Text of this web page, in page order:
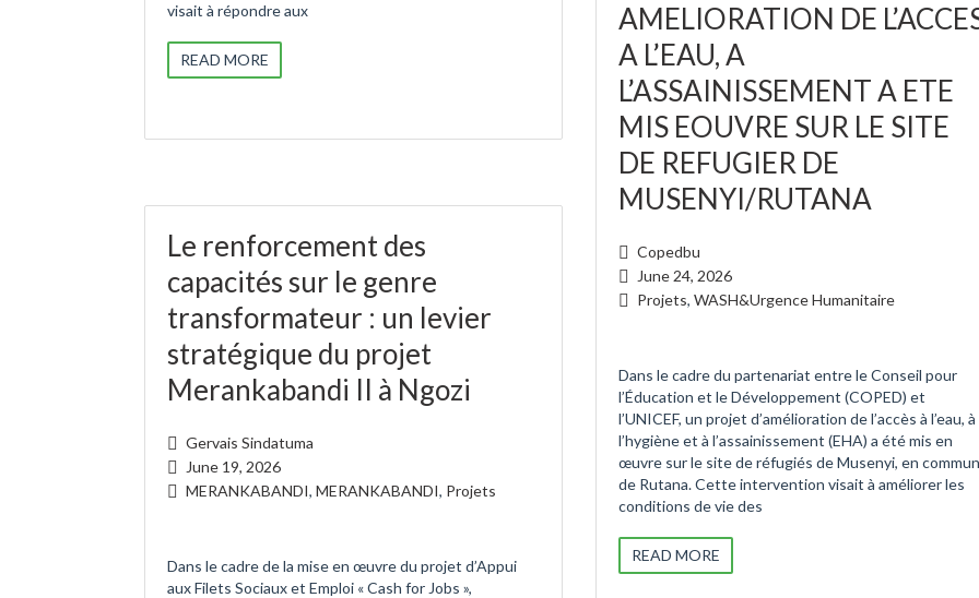
visait à répondre aux
READ MORE
AMELIORATION DE
A L’EAU, A
L’ASSAINISSEMENT A ETE
MIS EOUVRE SUR LE SITE
DE REFUGIER DE
MUSENYI/RUTANA
Copedbu
June 24, 2026
Projets, WASH&Urgence Humanitaire
Dans le cadre du partenariat entre le Conseil pour
l’Éducation et le Développement (COPED) et
l’UNICEF, un projet d’amélioration de l’accès à l’eau, à
l’hygiène et à l’assainissement (EHA) a été mis en
œuvre sur le site de réfugiés de Musenyi, en
de Rutana. Cette intervention visait à améliorer les
conditions de vie des
READ MORE
Le renforcement des
capacités sur le genre
transformateur : un levier
stratégique du projet
Merankabandi II à Ngozi
Gervais Sindatuma
June 19, 2026
MERANKABANDI, MERANKABANDI, Projets
Dans le cadre de la mise en œuvre du projet d’Appui
aux Filets Sociaux et Emploi « Cash for Jobs »,